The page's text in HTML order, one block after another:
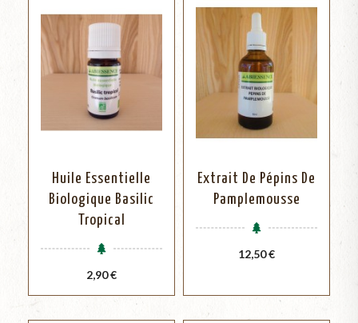
Huile Essentielle
Biologique Basilic
Tropical
Prix
2,90 €
Extrait De Pépins De
Pamplemousse
Prix
12,50 €